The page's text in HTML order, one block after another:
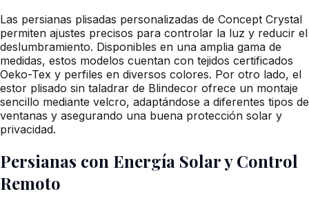
Las persianas plisadas personalizadas de Concept Crystal
permiten ajustes precisos para controlar la luz y reducir el
deslumbramiento. Disponibles en una amplia gama de
medidas, estos modelos cuentan con tejidos certificados
Oeko-Tex y perfiles en diversos colores. Por otro lado, el
estor plisado sin taladrar de Blindecor ofrece un montaje
sencillo mediante velcro, adaptándose a diferentes tipos de
ventanas y asegurando una buena protección solar y
privacidad.
Persianas con Energía Solar y Control
Remoto